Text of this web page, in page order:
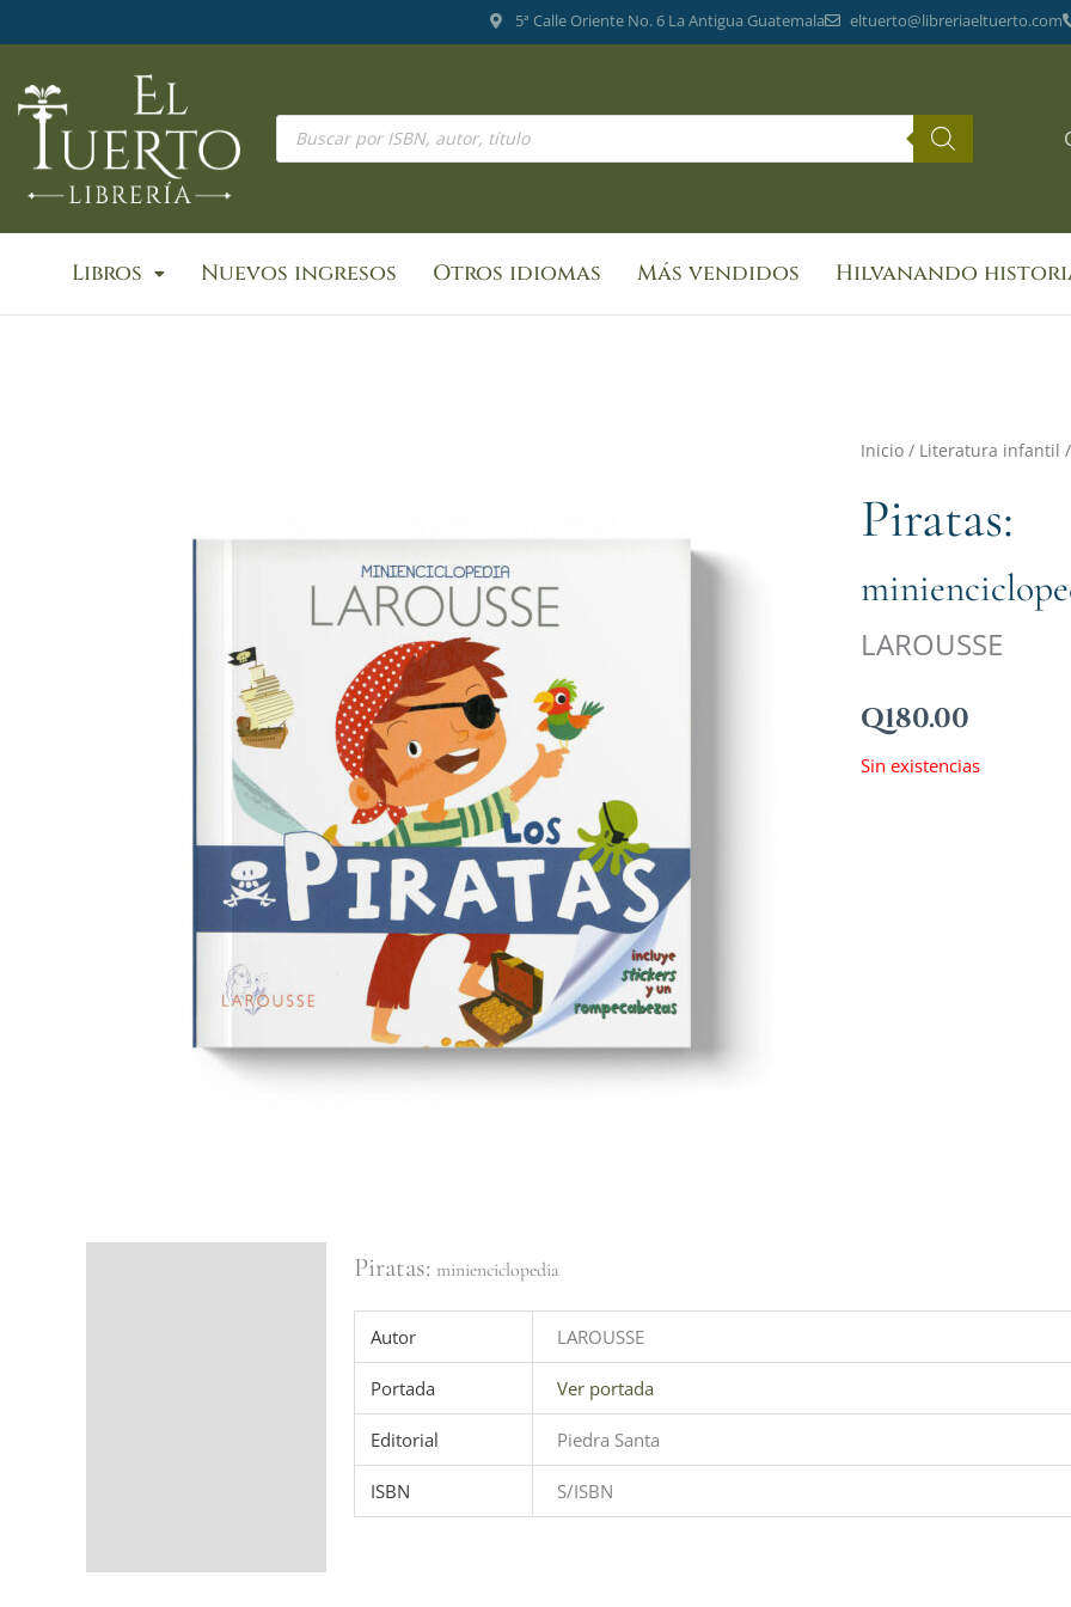
al
5ª Calle Oriente No. 6 La Antigua Guatemala eltuerto@libreriaeltuerto.com
Búsqueda
productos
Libros Nuevos ingresos Otros idiomas Más vendidos Hilvanando
Inicio / Literatura infantil
Piratas:
LAROUSSE
Q180.00
Sin existencias
Piratas: minienciclopedia
Autor LAROUSSE
Portada Ver portada
Editorial Piedra Santa
ISBN S/ISBN